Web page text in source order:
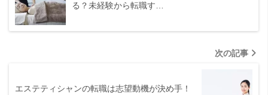
る？未経験から転職す…
次の記事
エステティシャンの転職は志望動機が決め手！